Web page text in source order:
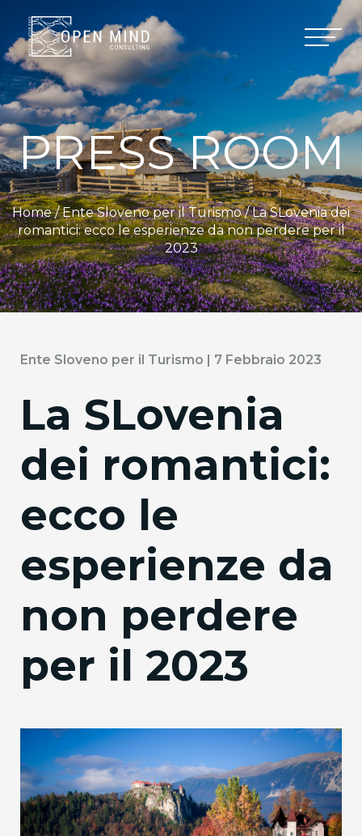
PRESS ROOM
Home /Ente Sloveno per il Turismo/ La SLovenia dei
romantici: ecco le esperienze da non perdere per il
2023
Ente Sloveno per il Turismo | 7 Febbraio 2023
La SLovenia
dei romantici:
ecco le
esperienze da
non perdere
per il 2023